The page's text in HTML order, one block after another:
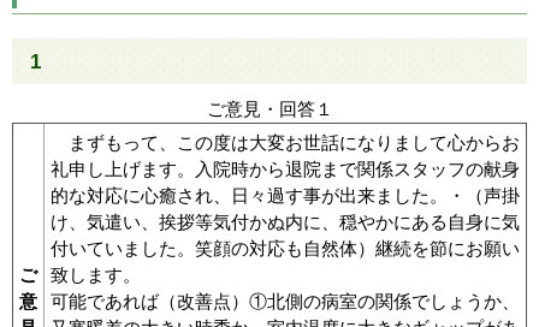
1
ご意見・回答１
ご
意
まずもって、この度は大変お世話になりまして心からお
礼申し上げます。入院時から退院まで関係スタッフの献身
的な対応に心癒され、日々過す事が出来ました。・（声掛
け、気遣い、挨拶等気付かぬ内に、穏やかにある自身に気
付いていました。笑顔の対応も自然体）継続を節にお願い
致します。
可能であれば（改善点）①北側の病室の関係でしょうか、